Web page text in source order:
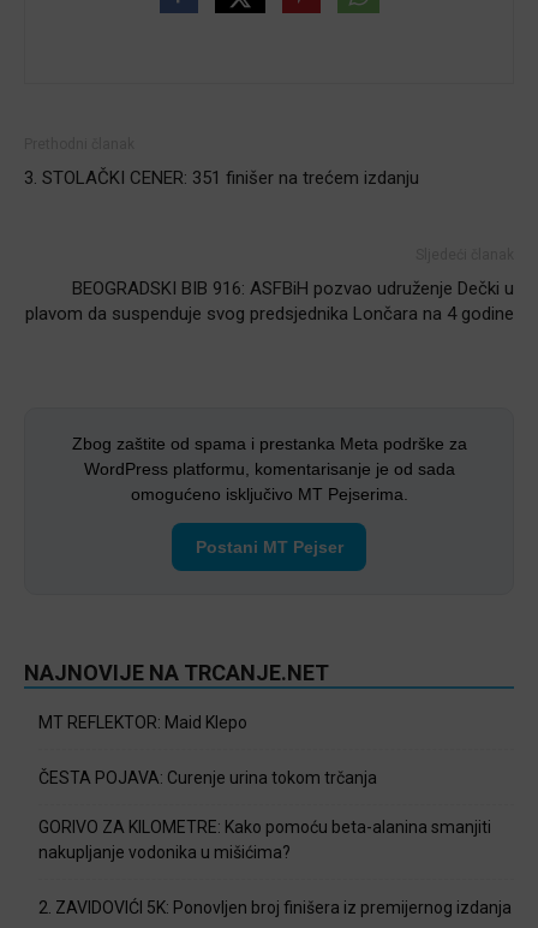
3. STOLAČKI CENER: 351 finišer na trećem izdanju
BEOGRADSKI BIB 916: ASFBiH pozvao udruženje Dečki u
plavom da suspenduje svog predsjednika Lončara na 4 godine
Zbog zaštite od spama i prestanka Meta podrške za
WordPress platformu, komentarisanje je od sada
omogućeno isključivo MT Pejserima.
Postani MT Pejser
NAJNOVIJE NA TRCANJE.NET
MT REFLEKTOR: Maid Klepo
ČESTA POJAVA: Curenje urina tokom trčanja
GORIVO ZA KILOMETRE: Kako pomoću beta-alanina smanjiti
nakupljanje vodonika u mišićima?
2. ZAVIDOVIĆI 5K: Ponovljen broj finišera iz premijernog izdanja